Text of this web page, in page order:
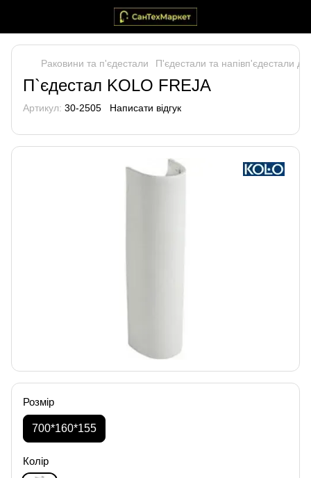
Раковини та п'єдестали П'єдестали та напівп'єдестали
П`єдестал KOLO FREJA
Артикул: 30-2505 Написати відгук
Розмір
700*160*155
Колір